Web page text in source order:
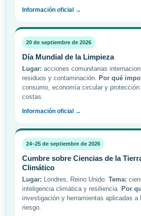
Información oficial →
20 de septiembre de 2026
Día Mundial de la Limpieza
Lugar: acciones comunitarias
residuos y contaminación. Por qué
consumo, economía circular y
costas.
Información oficial →
24–25 de septiembre de 2026
Cumbre sobre Ciencias de la
Climático
Lugar: Londres, Reino Unido. Tema:
inteligencia climática y resiliencia. Por
investigación y herramientas aplicadas a
riesgo.